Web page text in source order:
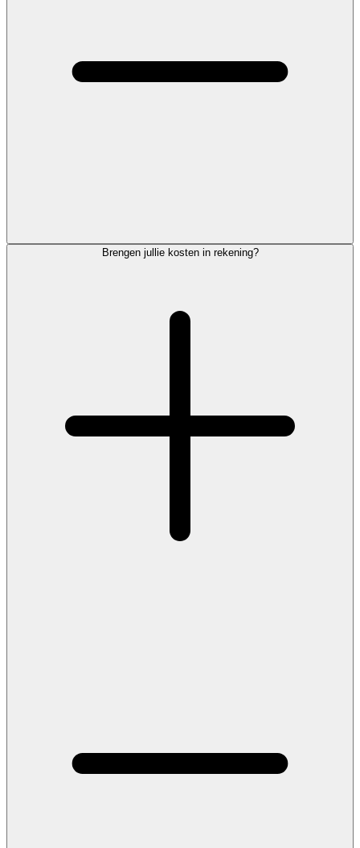
Brengen jullie kosten in rekening?